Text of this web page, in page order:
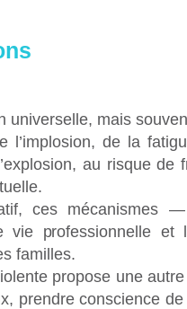
universelle, mais
l’implosion, de la
au risque
ces mécanismes
vie professionnelle et
familles.
propose une
prendre conscience